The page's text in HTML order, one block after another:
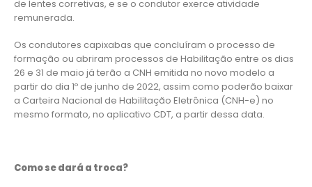
de lentes corretivas, e se o condutor exerce atividade
remunerada.
Os condutores capixabas que concluíram o processo de
formação ou abriram processos de Habilitação entre os dias
26 e 31 de maio já terão a CNH emitida no novo modelo a
partir do dia 1º de junho de 2022, assim como poderão baixar
a Carteira Nacional de Habilitação Eletrônica (CNH-e) no
mesmo formato, no aplicativo CDT, a partir dessa data.
Como se dará a troca?